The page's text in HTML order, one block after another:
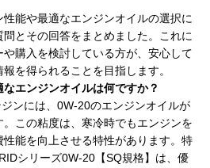
性能や最適なエンジンオイルの選択に
とその回答をまとめました。これに
購入を検討している方が、安心して
を得られることを目指します。
エンジンオイルは何ですか？
ンには、0W-20のエンジンオイルが
この粘度は、寒冷時でもエンジンを
能を向上させる特性があります。特
シリーズ0W-20【SQ規格】は、優